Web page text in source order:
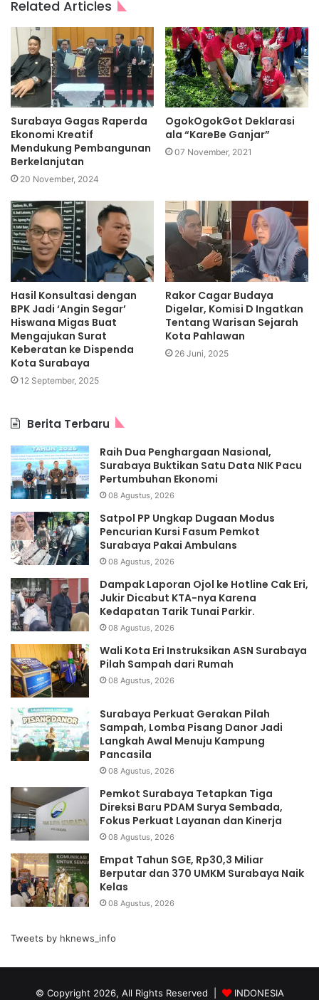
Related Articles
Surabaya Gagas Raperda
Ekonomi Kreatif
Mendukung Pembangunan
Berkelanjutan
20 November, 2024
OgokOgokGot Deklarasi
ala “KareBe Ganjar”
07 November, 2021
Hasil Konsultasi dengan
BPK Jadi ‘Angin Segar’
Hiswana Migas Buat
Mengajukan Surat
Keberatan ke Dispenda
Kota Surabaya
12 September, 2025
Rakor Cagar Budaya
Digelar, Komisi D Ingatkan
Tentang Warisan Sejarah
Kota Pahlawan
26 Juni, 2025
Berita Terbaru
Raih Dua Penghargaan Nasional,
Surabaya Buktikan Satu Data NIK Pacu
Pertumbuhan Ekonomi
08 Agustus, 2026
Satpol PP Ungkap Dugaan Modus
Pencurian Kursi Fasum Pemkot
Surabaya Pakai Ambulans
08 Agustus, 2026
Dampak Laporan Ojol ke Hotline Cak Eri,
Jukir Dicabut KTA-nya Karena
Kedapatan Tarik Tunai Parkir.
08 Agustus, 2026
Wali Kota Eri Instruksikan ASN Surabaya
Pilah Sampah dari Rumah
08 Agustus, 2026
Surabaya Perkuat Gerakan Pilah
Sampah, Lomba Pisang Danor Jadi
Langkah Awal Menuju Kampung
Pancasila
08 Agustus, 2026
Pemkot Surabaya Tetapkan Tiga
Direksi Baru PDAM Surya Sembada,
Fokus Perkuat Layanan dan Kinerja
08 Agustus, 2026
Empat Tahun SGE, Rp30,3 Miliar
Berputar dan 370 UMKM Surabaya Naik
Kelas
08 Agustus, 2026
Tweets by hknews_info
© Copyright 2026, All Rights Reserved | INDONESIA